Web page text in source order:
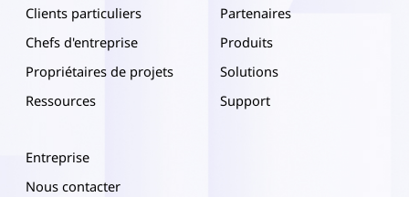
Clients particuliers
Chefs d'entreprise
Propriétaires de projets
Ressources
Partenaires
Produits
Solutions
Support
Entreprise
Nous contacter